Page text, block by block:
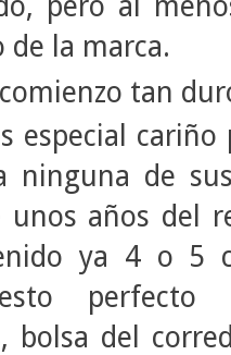
la marca.
tan
especial
ninguna de
unos años del
ya 4 o 5
perfecto
bolsa del